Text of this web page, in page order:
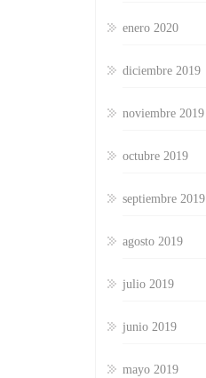
enero 2020
diciembre 2019
noviembre 2019
octubre 2019
septiembre 2019
agosto 2019
julio 2019
junio 2019
mayo 2019